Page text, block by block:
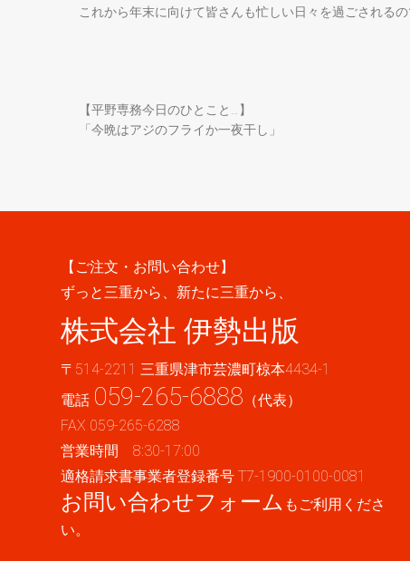
これから年末に向けて皆さんも忙しい日々を過ごされる
【平野専務今日のひとこと…】
「今晩はアジのフライか一夜干し」
【ご注文・お問い合わせ】
ずっと三重から、新たに三重から、
株式会社 伊勢出版
〒514-2211 三重県津市芸濃町椋本4434-1
電話 059-265-6888 （代表）
FAX 059-265-6288
営業時間 8:30-17:00
適格請求書事業者登録番号 T7-1900-0100-0081
お問い合わせフォーム もご利用くださ
い。